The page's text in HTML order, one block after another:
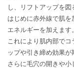
し、リフトアップを図
はじめに赤外線で肌
エネルギーを加えます。
これにより肌内部で
ップや引き締め効果が
さらに毛穴の開きや小